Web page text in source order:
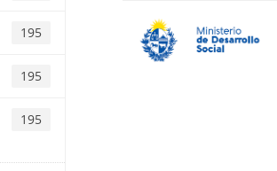
195
195
195